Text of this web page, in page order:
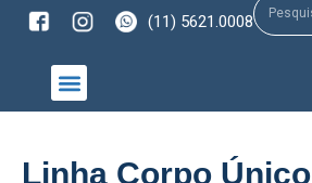
(11) 5621.0008
Linha Corpo Único